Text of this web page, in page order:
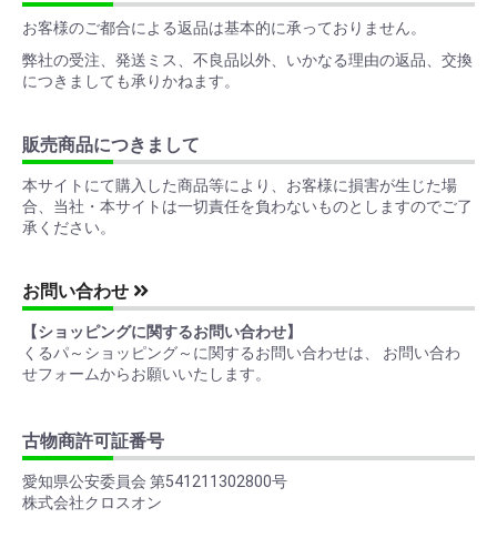
お客様のご都合による返品は基本的に承っておりません。
弊社の受注、発送ミス、不良品以外、いかなる理由の返品、交換
につきましても承りかねます。
販売商品につきまして
本サイトにて購入した商品等により、お客様に損害が生じた場
合、当社・本サイトは一切責任を負わないものとしますのでご了
承ください。
お問い合わせ
【ショッピングに関するお問い合わせ】
くるパ～ショッピング～に関するお問い合わせは、 お問い合わ
せフォームからお願いいたします。
古物商許可証番号
愛知県公安委員会 第541211302800号
株式会社クロスオン